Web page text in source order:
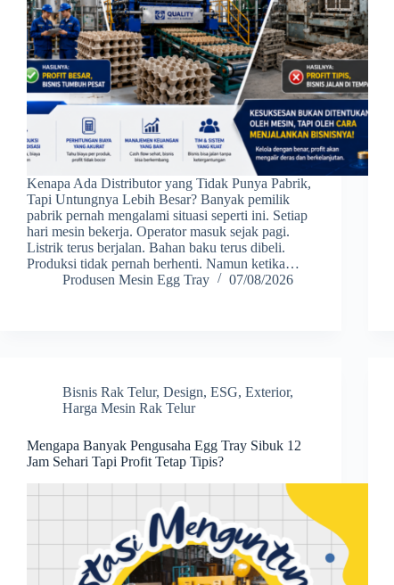
Kenapa Ada Distributor yang Tidak Punya Pabrik,
Tapi Untungnya Lebih Besar? Banyak pemilik
pabrik pernah mengalami situasi seperti ini. Setiap
hari mesin bekerja. Operator masuk sejak pagi.
Listrik terus berjalan. Bahan baku terus dibeli.
Produksi tidak pernah berhenti. Namun ketika…
Produsen Mesin Egg Tray
07/08/2026
Bisnis Rak Telur, Design, ESG, Exterior,
Harga Mesin Rak Telur
Mengapa Banyak Pengusaha Egg Tray Sibuk 12
Jam Sehari Tapi Profit Tetap Tipis?